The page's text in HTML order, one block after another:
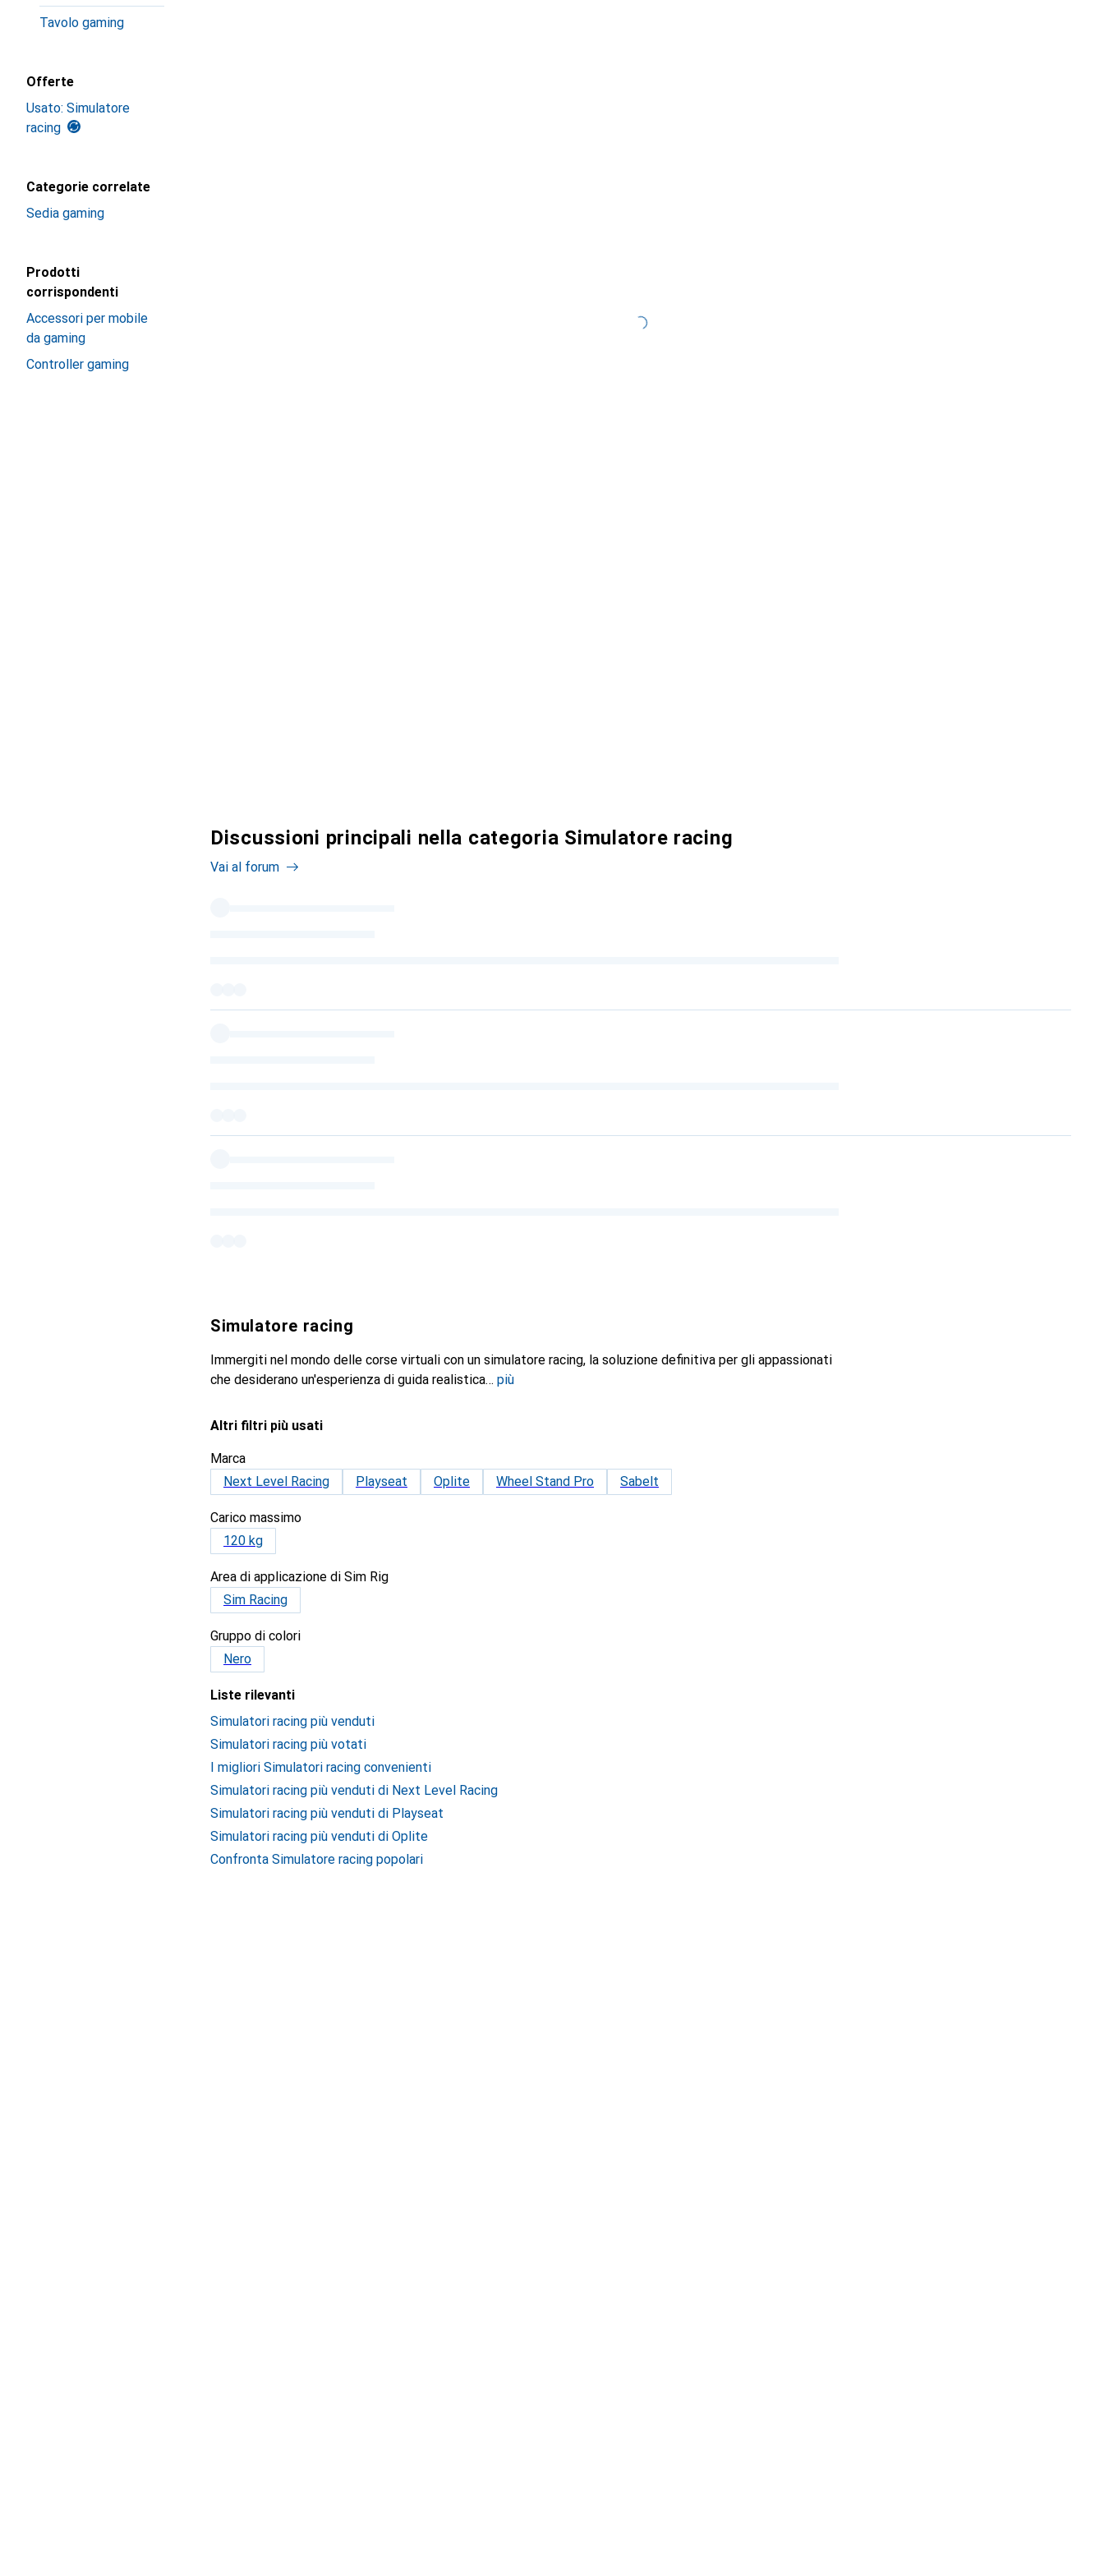
Tavolo gaming
Offerte
Usato: Simulatore
racing
Categorie correlate
Sedia gaming
Prodotti
corrispondenti
Accessori per mobile
da gaming
Controller gaming
Discussioni principali nella categoria Simulatore racing
Vai al forum
Simulatore racing
Immergiti nel mondo delle corse virtuali con un simulatore racing, la soluzione definitiva per gli appassionati
che desiderano un'esperienza di guida realistica
più
Altri filtri più usati
Marca
Next Level Racing
Playseat Oplite Wheel Stand Pro Sabelt
Carico massimo
120 kg
Area di applicazione di Sim Rig
Sim Racing
Gruppo di colori
Nero
Liste rilevanti
Simulatori racing più venduti
Simulatori racing più votati
I migliori Simulatori racing convenienti
Simulatori racing più venduti di Next Level Racing
Simulatori racing più venduti di Playseat
Simulatori racing più venduti di Oplite
Confronta Simulatore racing popolari